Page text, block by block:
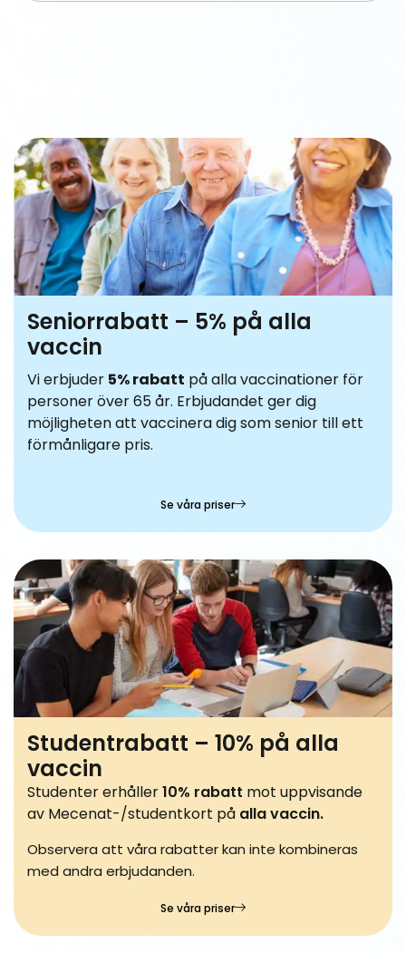
Seniorrabatt – 5% på alla
vaccin
Vi erbjuder 5% rabatt på alla vaccinationer för
personer över 65 år. Erbjudandet ger dig
möjligheten att vaccinera dig som senior till ett
förmånligare pris.
Se våra priser
Studentrabatt – 10% på alla
vaccin
Studenter erhåller10% rabatt mot uppvisande
av Mecenat-/studentkort på alla vaccin.
Observera att våra rabatter kan inte kombineras
med andra erbjudanden.
Se våra priser